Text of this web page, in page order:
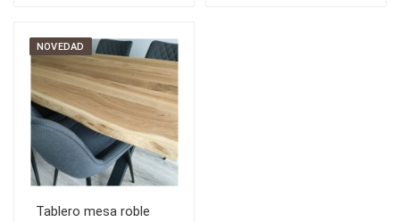
NOVEDAD
Tablero mesa roble